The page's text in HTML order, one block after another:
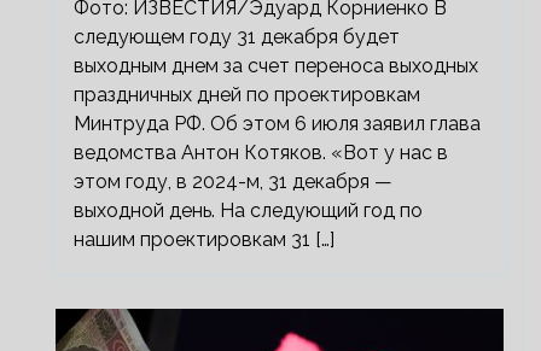
Фото: ИЗВЕСТИЯ/Эдуард Корниенко В
следующем году 31 декабря будет
выходным днем за счет переноса выходных
праздничных дней по проектировкам
Минтруда РФ. Об этом 6 июля заявил глава
ведомства Антон Котяков. «Вот у нас в
этом году, в 2024-м, 31 декабря —
выходной день. На следующий год по
нашим проектировкам 31 […]